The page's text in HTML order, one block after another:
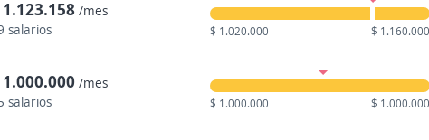
/mes
salarios
$ 1.020.000 $ 1.160.000
/mes
salarios
$ 1.000.000 $ 1.000.000